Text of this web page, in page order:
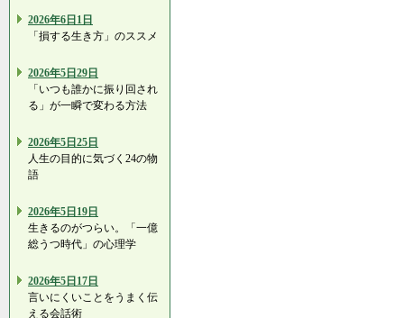
2026年6日1日
「損する生き方」のススメ
2026年5日29日
「いつも誰かに振り回され
る」が一瞬で変わる方法
2026年5日25日
人生の目的に気づく24の物
語
2026年5日19日
生きるのがつらい。「一億
総うつ時代」の心理学
2026年5日17日
言いにくいことをうまく伝
える会話術